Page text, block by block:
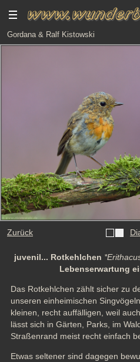
Gordana & Ralf Kistowski
Zurück
juvenil... Rotkehlchen
Lebenserwartung
Das Rotkehlchen zählt sicher zu
unseren einheimischen
kleinen, recht auffälligen, weil
lässt sich in Gärten, Parks, im
Straßenrand meist recht einfach
Etwas seltener sind dagegen